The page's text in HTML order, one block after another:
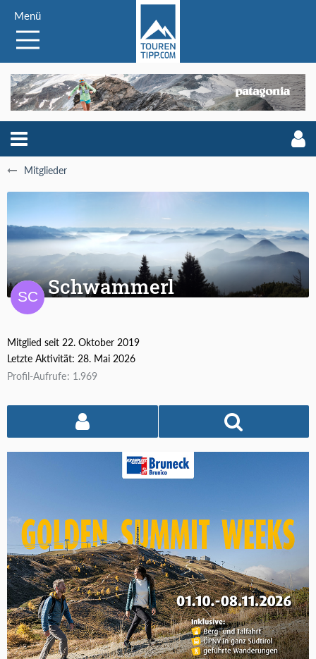
Menü
Mitglieder
Schwammerl
Mitglied seit 22. Oktober 2019
Letzte Aktivität: 28. Mai 2026
Profil-Aufrufe 1.969